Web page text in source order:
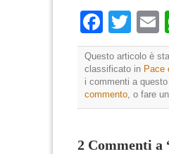
Questo articolo è
classificato in Pace
i commenti a
commento, o fare un
2 Commenti a